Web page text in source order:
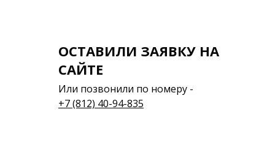
ОСТАВИЛИ ЗАЯВКУ НА
САЙТЕ
Или позвонили по номеру -
+7 (812) 40-94-835